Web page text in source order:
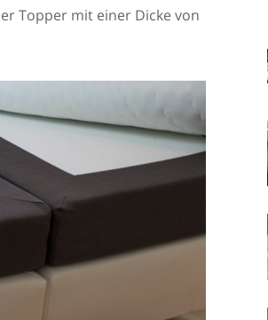
Topper mit einer Dicke von